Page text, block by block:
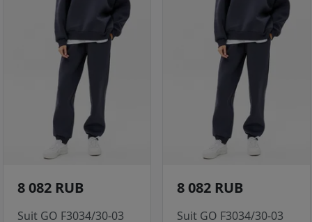
8 082 RUB
Suit GO F3034/30-03
8 082 RUB
Suit GO F3034/30-03